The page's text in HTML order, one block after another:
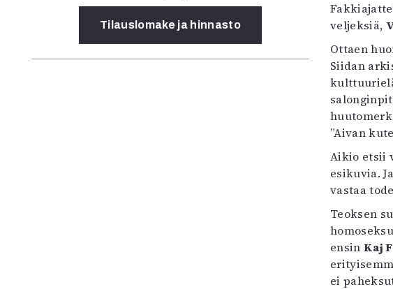
veljeksiä,
Ottaen
Siidan
”Aivan
Aikio etsii
esikuvia.
vastaa
Teoksen
ensin Kaj
ei
Tilauslomake ja hinnasto